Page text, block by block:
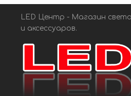
LED Центр - Магазин
и аксессуаров.